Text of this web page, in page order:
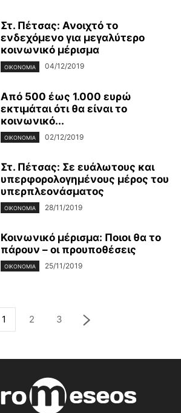
Στ. Πέτσας: Ανοιχτό το
ενδεχόμενο για μεγαλύτερο
κοινωνικό μέρισμα
ΟΙΚΟΝΟΜΊΑ 04/12/2019
Από 500 έως 1.000 ευρώ
εκτιμάται ότι θα είναι το
κοινωνικό...
ΟΙΚΟΝΟΜΊΑ 02/12/2019
Στ. Πέτσας: Σε ευάλωτους και
υπερφορολογημένους μέρος του
υπερπλεονάσματος
ΟΙΚΟΝΟΜΊΑ 28/11/2019
Κοινωνικό μέρισμα: Ποιοι θα το
πάρουν – οι προυποθέσεις
ΟΙΚΟΝΟΜΊΑ 25/11/2019
1 2 3